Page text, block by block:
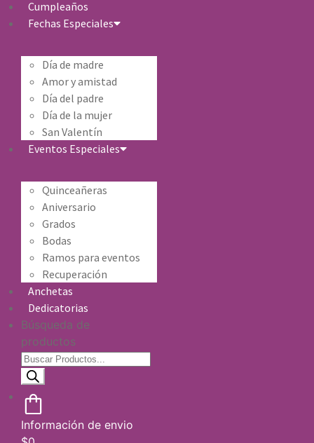
Cumpleaños
Fechas Especiales
Día de madre
Amor y amistad
Día del padre
Día de la mujer
San Valentín
Eventos Especiales
Quinceañeras
Aniversario
Grados
Bodas
Ramos para eventos
Recuperación
Anchetas
Dedicatorias
Búsqueda de
productos
Información de envio